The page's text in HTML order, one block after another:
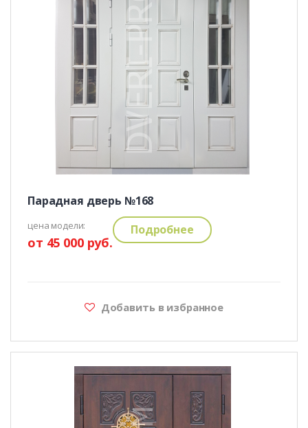
Парадная дверь №168
цена модели:
от 45 000 руб.
Подробнее
Добавить в избранное